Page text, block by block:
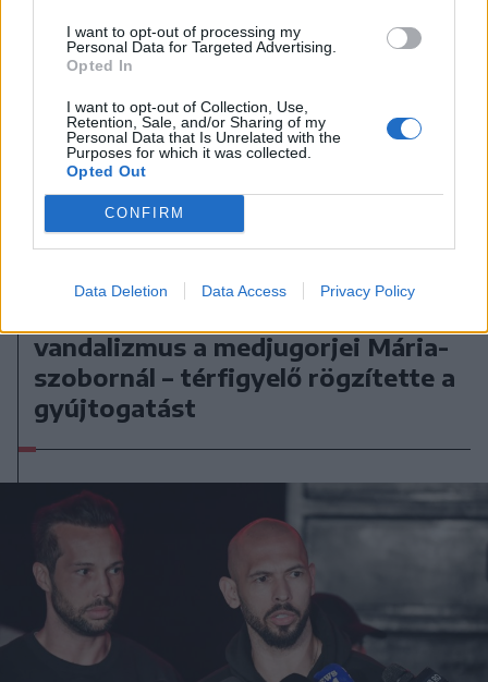
I want to opt-out of processing my
Personal Data for Targeted Advertising.
Opted In
I want to opt-out of Collection, Use,
Retention, Sale, and/or Sharing of my
Personal Data that Is Unrelated with the
Purposes for which it was collected.
Opted Out
CONFIRM
Data Deletion Data Access Privacy Policy
2026. július 28., kedd
vandalizmus a medjugorjei Mária-
szobornál – térfigyelő rögzítette a
gyújtogatást